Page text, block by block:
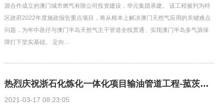
源合作成立的澳门城市燃气有限公司投资建设，华元集团承建。 该工程被列为特
区政府2022年度施政报告重点项目，将从根本上解决澳门天然气应用的关键难点
问题，为年中氹仔与澳门半岛天然气主干管道全线贯通、实现澳门半岛多气源保
障打下坚实基础。 定向...
热烈庆祝浙石化炼化一体化项目输油管道工程-菰茨水道（南线） 定向钻穿越回拖成功
2021-03-17 08:23:05